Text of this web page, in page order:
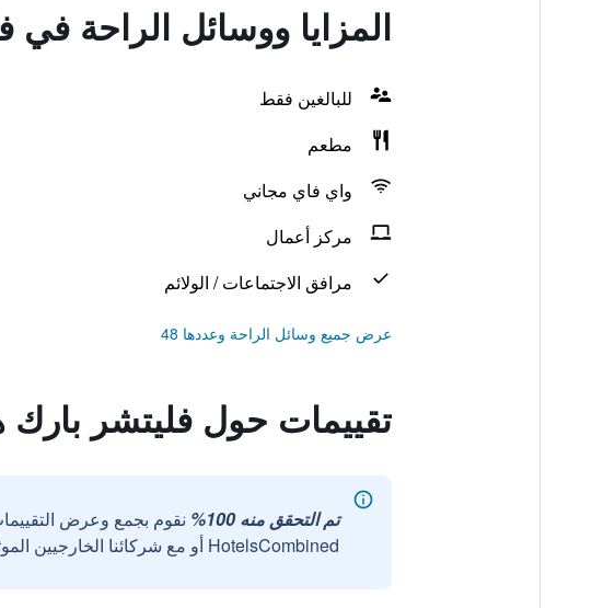
المزايا ووسائل الراحة في
للبالغين فقط
مطعم
واي فاي مجاني
مركز أعمال
مرافق الاجتماعات / الولائم
عرض جميع وسائل الراحة وعددها 48
تقييمات حول فليتشر بارك
تم التحقق منه 100%
نقوم بجمع وعرض
HotelsCombined أو مع شركائنا الخارجيين الموثوقين.